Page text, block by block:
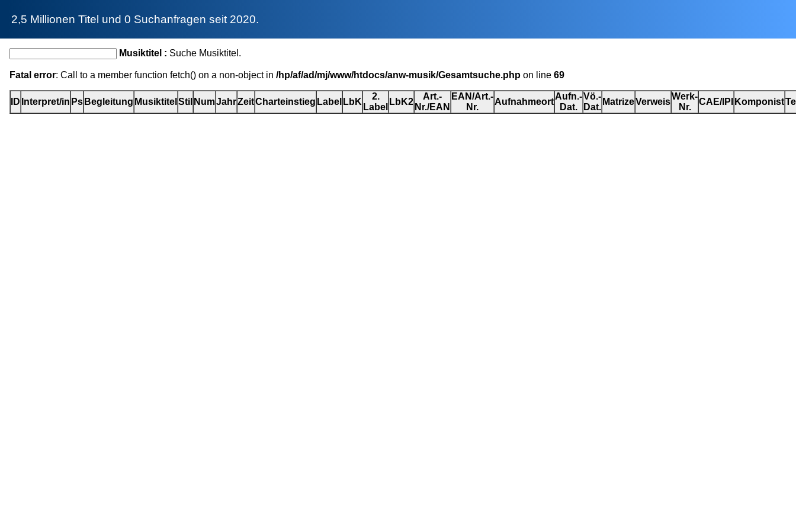
2,5 Millionen Titel und 0 Suchanfragen seit 2020.
Musiktitel : Suche Musiktitel.
Fatal error: Call to a member function fetch() on a non-object in /hp/af/ad/mj/www/htdocs/anw-musik/Gesamtsuche.php on line 69
ID Interpret/in Ps Begleitung Musiktitel Stil NumJahrZeitCharteinstieg Label LbK
2.
Label
LbK2
Art.-
Nr./EAN
EAN/Art.-
Nr.
Aufnahmeort
Aufn.-
Dat.
Vö.-
Dat.
MatrizeVerweis
Werk-
Nr.
CAE/IPI Komponist